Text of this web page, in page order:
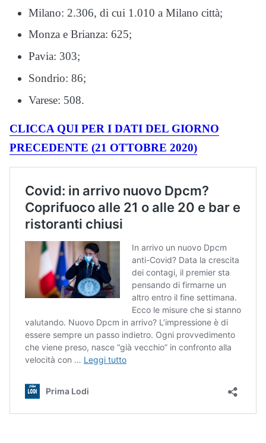
Milano: 2.306, di cui 1.010 a Milano città;
Monza e Brianza: 625;
Pavia: 303;
Sondrio: 86;
Varese: 508.
CLICCA QUI PER I DATI DEL GIORNO
PRECEDENTE (21 OTTOBRE 2020)